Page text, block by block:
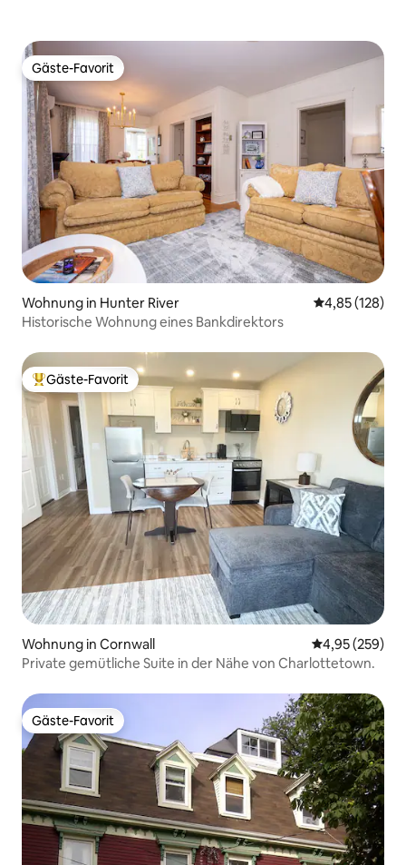
Gäste-Favorit
Gäste-Favorit
Wohnung in Hunter River
4,85 (128)
Historische Wohnung eines Bankdirektors
Beliebter Gäste-Favorit.
Gäste-Favorit
Wohnung in Cornwall
4,95 (259)
Private gemütliche Suite in der Nähe von Charlottetown.
Gäste-Favorit
Gäste-Favorit